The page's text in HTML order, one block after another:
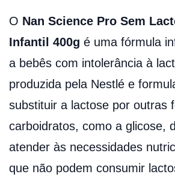
O Nan Science Pro Sem
Infantil 400g é uma fórmula
a bebês com intolerância à
produzida pela Nestlé e
substituir a lactose por outras
carboidratos, como a glicose,
atender às necessidades
que não podem consumir